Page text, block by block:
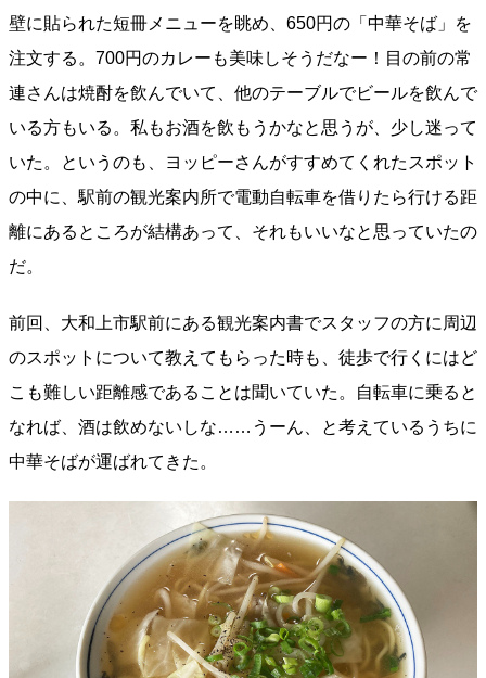
壁に貼られた短冊メニューを眺め、650円の「中華そば」を
注文する。700円のカレーも美味しそうだなー！目の前の常
連さんは焼酎を飲んでいて、他のテーブルでビールを飲んで
いる方もいる。私もお酒を飲もうかなと思うが、少し迷って
いた。というのも、ヨッピーさんがすすめてくれたスポット
の中に、駅前の観光案内所で電動自転車を借りたら行ける距
離にあるところが結構あって、それもいいなと思っていたの
だ。
前回、大和上市駅前にある観光案内書でスタッフの方に周辺
のスポットについて教えてもらった時も、徒歩で行くにはど
こも難しい距離感であることは聞いていた。自転車に乗ると
なれば、酒は飲めないしな……うーん、と考えているうちに
中華そばが運ばれてきた。